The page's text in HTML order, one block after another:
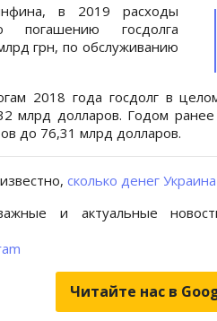
в 2019 расходы
погашению госдолга
грн, по обслуживанию
2018 года госдолг в
млрд долларов. Годом ранее
до 76,31 млрд долларов.
сколько денег
и актуальные
Читайте нас в